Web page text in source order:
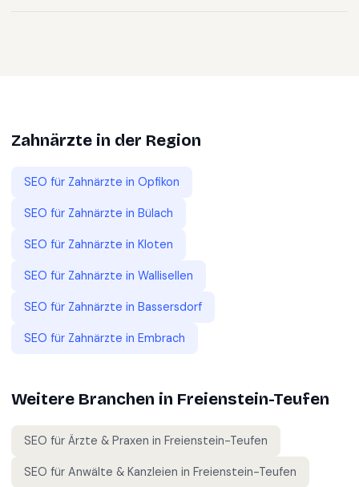
Zahnärzte in der Region
SEO für Zahnärzte in Opfikon
SEO für Zahnärzte in Bülach
SEO für Zahnärzte in Kloten
SEO für Zahnärzte in Wallisellen
SEO für Zahnärzte in Bassersdorf
SEO für Zahnärzte in Embrach
Weitere Branchen in Freienstein-Teufen
SEO für Ärzte & Praxen in Freienstein-Teufen
SEO für Anwälte & Kanzleien in Freienstein-Teufen